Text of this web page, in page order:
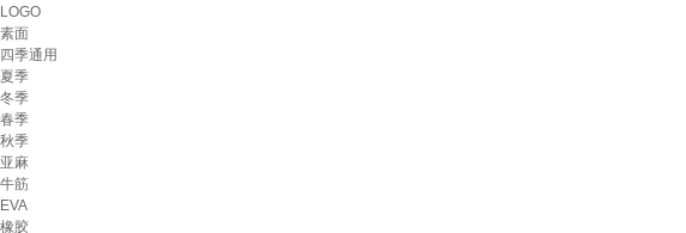
LOGO
素面
四季通用
夏季
冬季
春季
秋季
亚麻
牛筋
EVA
橡胶